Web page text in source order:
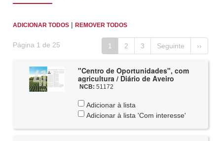
ADICIONAR TODOS |REMOVER TODOS
Página 1 de 25 1 2 3 Seguinte ››
"Centro de Oportunidades", com
agricultura / Diário de Aveiro
NCB: 51172
Adicionar à lista
Adicionar à lista 'Com interesse'